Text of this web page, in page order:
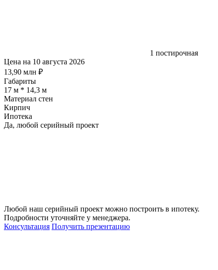
1 постирочная
Цена на 10 августа 2026
13,90 млн ₽
Габариты
17 м * 14,3 м
Материал стен
Кирпич
Ипотека
Да, любой серийный проект
Любой наш серийный проект можно построить в ипотеку.
Подробности уточняйте у менеджера.
Консультация Получить презентацию